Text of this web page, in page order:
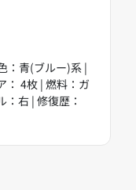
：青(ブルー)系 |
： 4枚 | 燃料：ガ
：右 | 修復歴：